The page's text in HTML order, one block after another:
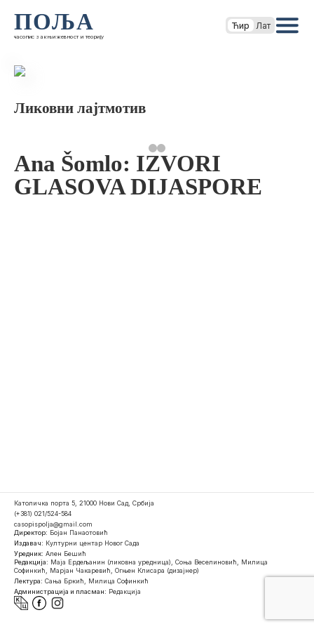
ПОЉА
часопис за књижевност и теорију
Ћир Лат
Ликовни лајтмотив
Ana Šomlo: IZVORI
GLASOVA DIJASPORE
Католичка порта 5, 21000 Нови Сад, Србија
(+381) 021/524-584
casopispolja@gmail.com
Директор: Бојан Панаотовић
Издавач: Културни центар Новог Сада
Уредник: Ален Бешић
Редакција: Маја Ердељанин (ликовна уредница), Соња Веселиновић, Милица
Софинкић, Марјан Чакаревић, Огњен Клисара (дизајнер)
Лектура: Сања Бркић, Милица Софинкић
Администрација и пласман: Редакција